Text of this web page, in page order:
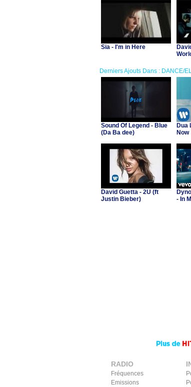
Sia - I'm in Here
Derniers Ajouts Dans : DANCE/
Sound Of Legend - Blue
(Da Ba dee)
Dua
Now
David Guetta - 2U (ft
Justin Bieber)
- In
RADIO
Fréquences
Emissions